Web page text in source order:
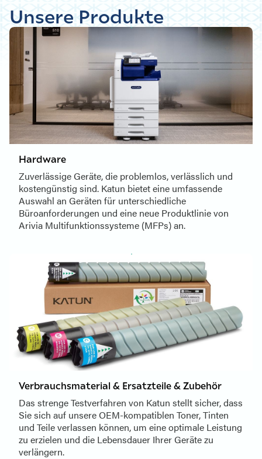
Unsere Produkte
Hardware
Zuverlässige Geräte, die problemlos, verlässlich und
kostengünstig sind. Katun bietet eine umfassende
Auswahl an Geräten für unterschiedliche
Büroanforderungen und eine neue Produktlinie von
Arivia Multifunktionssysteme (MFPs) an.
Verbrauchsmaterial & Ersatzteile & Zubehör
Das strenge Testverfahren von Katun stellt sicher, dass
Sie sich auf unsere OEM-kompatiblen Toner, Tinten
und Teile verlassen können, um eine optimale Leistung
zu erzielen und die Lebensdauer Ihrer Geräte zu
verlängern.